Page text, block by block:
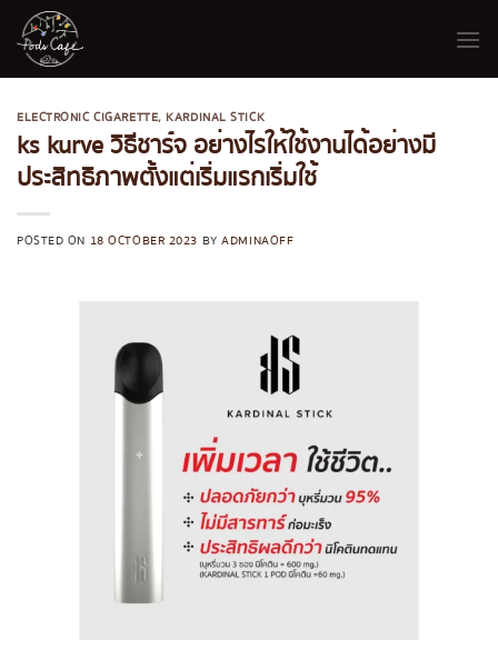
Skip
content
ELECTRONIC CIGARETTE,KARDINAL STICK
ks kurve วิธีชาร์จ อย่างไรให้ใช้งานได้อย่างมี
ประสิทธิภาพตั้งแต่เริ่มแรกเริ่มใช้
POSTED ON 18 OCTOBER 2023 BYADMINAOFF